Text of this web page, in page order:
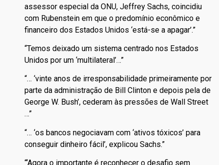
assessor especial da ONU, Jeffrey Sachs, coincidiu
com Rubenstein em que o predomínio econômico e
financeiro dos Estados Unidos ‘está-se a apagar’.”
“Temos deixado um sistema centrado nos Estados
Unidos por um ‘multilateral’…”
“… ‘vinte anos de irresponsabilidade primeiramente por
parte da administração de Bill Clinton e depois pela de
George W. Bush’, cederam às pressões de Wall Street
…”
“… ‘os bancos negociavam com ‘ativos tóxicos’ para
conseguir dinheiro fácil’, explicou Sachs.”
“‘Agora o importante é reconhecer o desafio sem